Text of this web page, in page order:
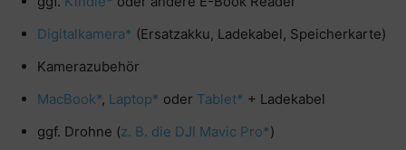
Digitalkamera* (Ersatzakku, Ladekabel, Speicherkarte)
Kamerazubehör
MacBook*, Laptop* oder Tablet* + Ladekabel
ggf. Drohne (z. B. die DJI Mavic Pro*)